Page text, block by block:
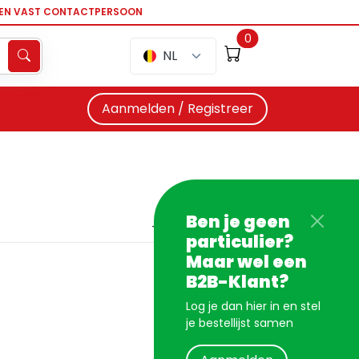
VAST CONTACTPERSOON
NL
0
Aanmelden / Registreer
Ben je geen
particulier?
Maar wel een
B2B-Klant?
Log je dan hier in en stel
je bestellijst samen